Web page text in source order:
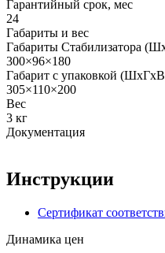
Гарантийный срок, мес
24
Габариты и вес
Габариты Стабилизатора
300×96×180
Габарит с упаковкой
305×110×200
Вес
3 кг
Документация
Инструкции
Сертификат
Динамика цен